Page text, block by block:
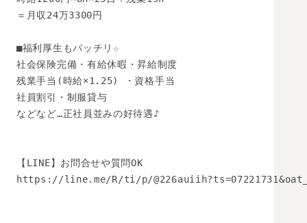
＝月収24万3300円
■福利厚生もバッチリ☆
社会保険完備・有給休暇・昇給制度
残業手当(時給×1.25) ・資格手当
社員割引・制服貸与
などなど…正社員並みの好待遇♪
【LINE】お問合せや質問OK
https://line.me/R/ti/p/